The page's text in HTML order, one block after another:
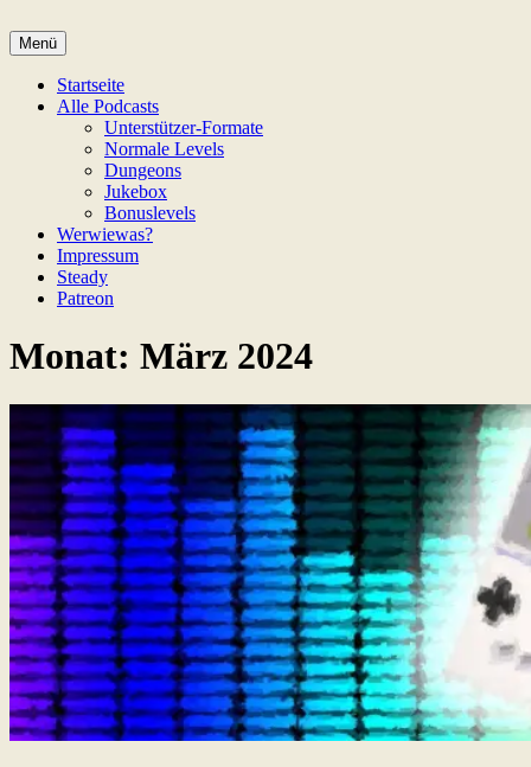
Inhalt
springen
Game Not Over
Menü
Startseite
Alle Podcasts
Unterstützer-Formate
Normale Levels
Dungeons
Jukebox
Bonuslevels
Werwiewas?
Impressum
Steady
Patreon
Monat: März 2024